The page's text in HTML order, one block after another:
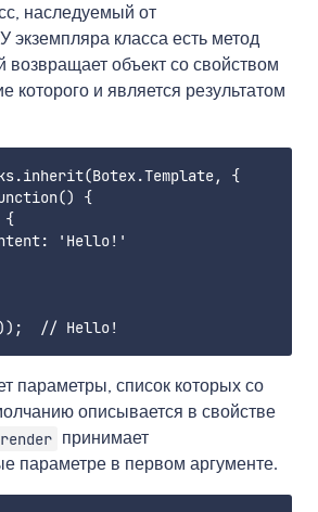
наследуемый от
экземпляра класса есть метод
возвращает объект со свойством
которого и является результатом
{
{
{
'Hello!'
параметры, список которых со
описывается в свойстве
_render принимает
параметре в первом аргументе.